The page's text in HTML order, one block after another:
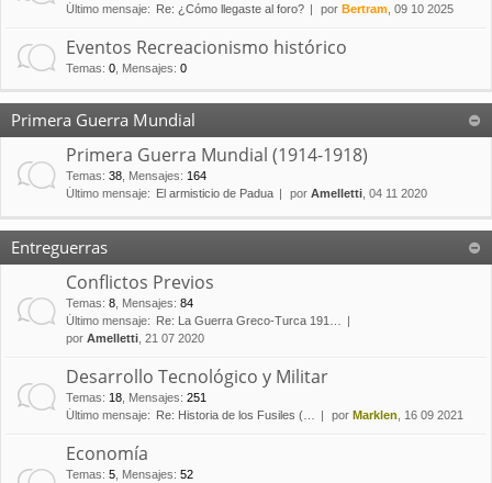
Último mensaje:
Re: ¿Cómo llegaste al foro? por Bertram , 09 10 2025
Eventos Recreacionismo histórico
Temas: 0 Mensajes: 0
Primera Guerra Mundial
Primera Guerra Mundial (1914-1918)
Temas: 38 Mensajes: 164
Último mensaje:
El armisticio de Padua por Amelletti , 04 11 2020
Entreguerras
Conflictos Previos
Temas: 8 Mensajes: 84
Último mensaje:
Re: La Guerra Greco-Turca 191…
por Amelletti , 21 07 2020
Desarrollo Tecnológico y Militar
Temas: 18 Mensajes: 251
Último mensaje:
Re: Historia de los Fusiles (… por Marklen , 16 09 2021
Economía
Temas: 5 Mensajes: 52